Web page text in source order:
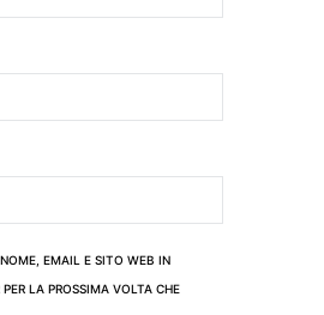
EMAIL E SITO WEB IN
LA PROSSIMA VOLTA CHE